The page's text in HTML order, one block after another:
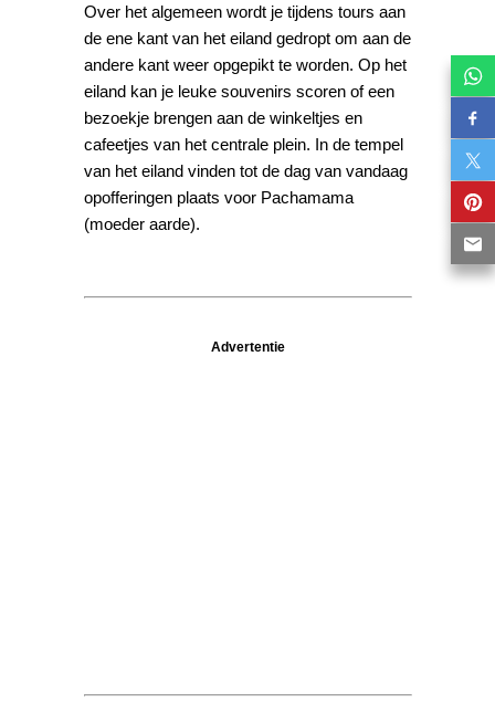
Over het algemeen wordt je tijdens tours aan
de ene kant van het eiland gedropt om aan de
andere kant weer opgepikt te worden. Op het
eiland kan je leuke souvenirs scoren of een
bezoekje brengen aan de winkeltjes en
cafeetjes van het centrale plein. In de tempel
van het eiland vinden tot de dag van vandaag
opofferingen plaats voor Pachamama
(moeder aarde).
Advertentie